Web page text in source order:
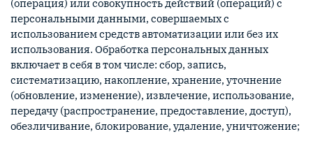
(операция) или совокупность действий (операций) с
персональными данными, совершаемых с
использованием средств автоматизации или без их
использования. Обработка персональных данных
включает в себя в том числе: сбор, запись,
систематизацию, накопление, хранение, уточнение
(обновление, изменение), извлечение, использование,
передачу (распространение, предоставление, доступ),
обезличивание, блокирование, удаление, уничтожение;